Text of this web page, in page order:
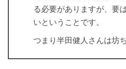
る必要がありますが、要
いということです。
つまり半田健人さんは坊